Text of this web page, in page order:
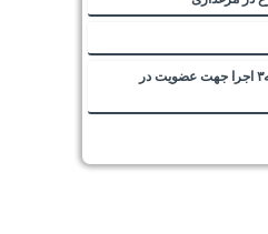
نیازمند پروانه اشتغال پایه۳ اجرا جهت عضویت در